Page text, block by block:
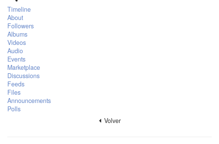
Timeline
About
Followers
Albums
Videos
Audio
Events
Marketplace
Discussions
Feeds
Files
Announcements
Polls
Volver